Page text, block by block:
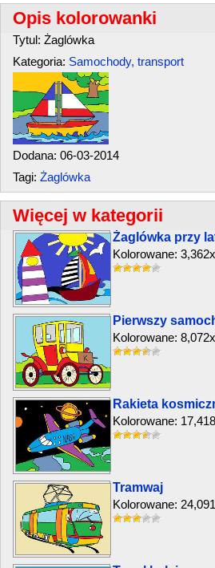
Opis kolorowanki
Tytul: Żaglówka
Kategoria: Samochody, transport
Dodana: 06-03-2014
Tagi: Żaglówka
Więcej w kategorii
Żaglówka przy
Kolorowane: 3,362x
Pierwszy
Kolorowane: 8,072x
Rakieta
Kolorowane:
Tramwaj
Kolorowane: